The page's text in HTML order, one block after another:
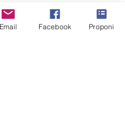
gioia e buonumore!
ci sarà anche una
Email Facebook Proponi